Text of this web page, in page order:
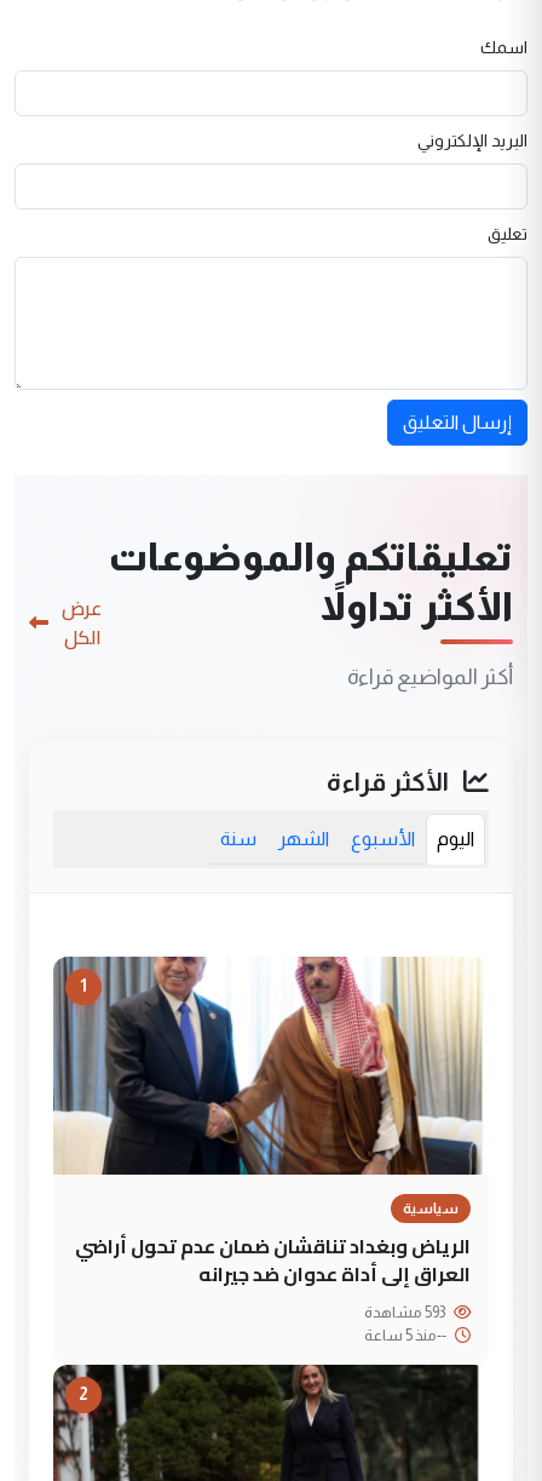
اسمك
البريد الإلكتروني
تعليق
إرسال التعليق
تعليقاتكم والموضوعات
الأكثر تداولاً
أكثر المواضيع قراءة
عرض
الكل
الأكثر قراءة
اليوم الأسبوع الشهر سنة
1
سياسية
الرياض وبغداد تناقشان ضمان عدم تحول أراضي
العراق إلى أداة عدوان ضد جيرانه
--منذ 5 ساعة
2